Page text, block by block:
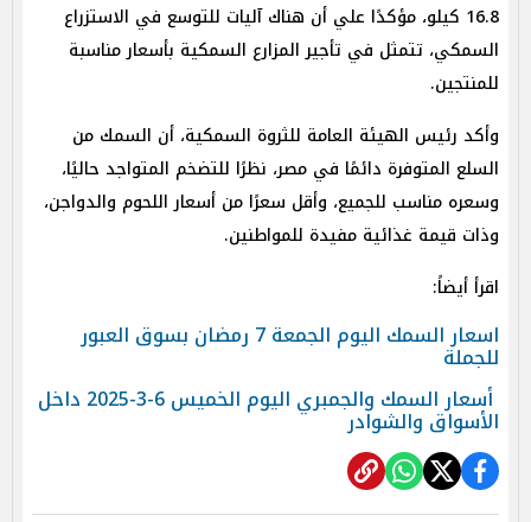
16.8 كيلو، مؤكدًا علي أن هناك آليات للتوسع في الاستزراع
السمكي، تتمثل في تأجير المزارع السمكية بأسعار مناسبة
للمنتجين.
وأكد رئيس الهيئة العامة للثروة السمكية، أن السمك من
السلع المتوفرة دائمًا في مصر، نظرًا للتضخم المتواجد حاليًا،
وسعره مناسب للجميع، وأقل سعرًا من أسعار اللحوم والدواجن،
وذات قيمة غذائية مفيدة للمواطنين.
اقرأ أيضاً:
اسعار السمك اليوم الجمعة 7 رمضان بسوق العبور
للجملة
أسعار السمك والجمبري اليوم الخميس 6-3-2025 داخل
الأسواق والشوادر